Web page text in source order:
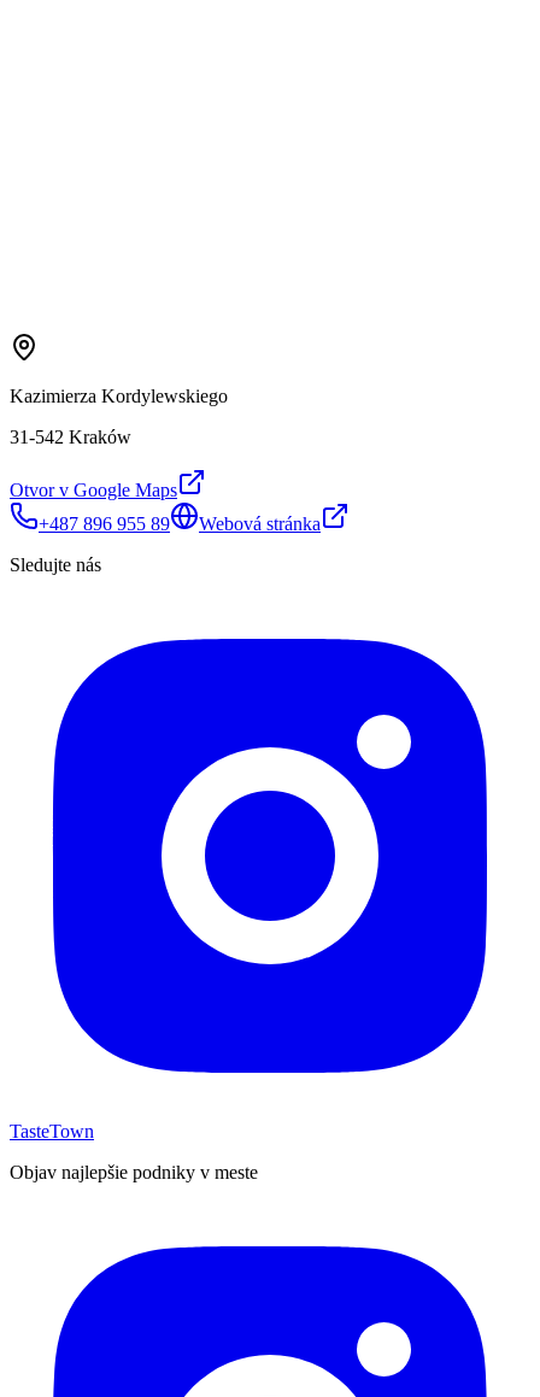
Kazimierza Kordylewskiego
31-542 Kraków
Otvor v Google Maps
+487 896 955 89
Webová stránka
Sledujte nás
TasteTown
Objav najlepšie podniky v meste